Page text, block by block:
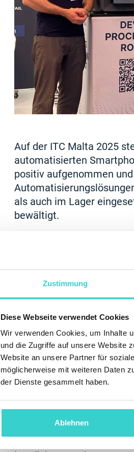
Zustimmung
Diese Webseite verwendet Cookies
Wir verwenden Cookies, um Inhalte
und die Zugriffe auf unsere Website
Website an unsere Partner für
möglicherweise mit weiteren Daten
der Dienste gesammelt haben.
Ablehnen
Auf der ITC Malta 2025
automatisierten
positiv aufgenommen
als auch im Lager
bewältigt.
Branchenexperten
starke Interesse an
Software-Tools zur
Veranstaltungen
— Daria, Key Account
Es ist schön, alte
knüpfen. Letztlich
erinnert uns sehr
— Maria, Business
Wir danken den